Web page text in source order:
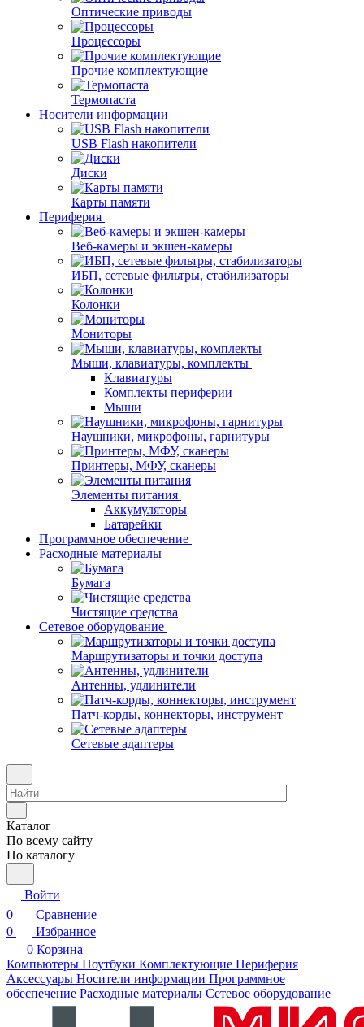
Оптические приводы
Процессоры
Прочие комплектующие
Термопаста
Носители информации
USB Flash накопители
Диски
Карты памяти
Периферия
Веб-камеры и экшен-камеры
ИБП, сетевые фильтры, стабилизаторы
Колонки
Мониторы
Мыши, клавиатуры, комплекты
Клавиатуры
Комплекты периферии
Мыши
Наушники, микрофоны, гарнитуры
Принтеры, МФУ, сканеры
Элементы питания
Аккумуляторы
Батарейки
Программное обеспечение
Расходные материалы
Бумага
Чистящие средства
Сетевое оборудование
Маршрутизаторы и точки доступа
Антенны, удлинители
Патч-корды, коннекторы, инструмент
Сетевые адаптеры
Каталог
По всему сайту
По каталогу
Войти
0
Сравнение
0
Избранное
0 Корзина
Компьютеры Ноутбуки Комплектующие Периферия
Аксессуары Носители информации Программное
обеспечение Расходные материалы Сетевое оборудование